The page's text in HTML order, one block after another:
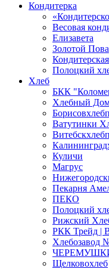
Кондитерка
Весовая
Елизавета
Золотой
Полоцкий
Хлеб
БКК
Хлебный
Ватутинки
Куличи
Магрус
Пекарня
ПЕКО
Полоцкий
Рижский
РКК Трейд |
Хлебозавод
Щелковохлеб